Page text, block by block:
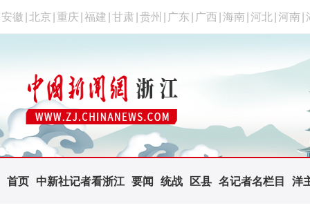
安徽 北京 重庆 福建 甘肃 贵州 广东 广西 海南 河北 河南
首页 中新社记者看浙江 要闻 统战 区县 名记者名栏目 洋